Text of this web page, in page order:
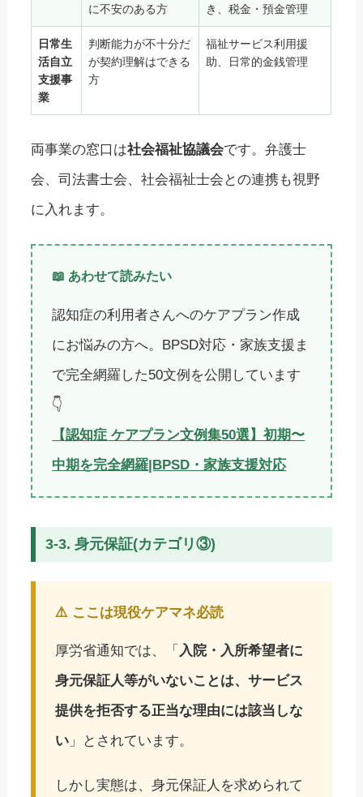
に不安のある方
き、税金・預金管理
日常生
活自立
支援事
業
判断能力が不十分だ
が契約理解はできる
方
福祉サービス利用援
助、日常的金銭管理
両事業の窓口は社会福祉協議会です。弁護士
会、司法書士会、社会福祉士会との連携も視野
に入れます。
📖 あわせて読みたい
認知症の利用者さんへのケアプラン作成
にお悩みの方へ。BPSD対応・家族支援ま
で完全網羅した50文例を公開しています
👇
【認知症 ケアプラン文例集50選】初期〜
中期を完全網羅|BPSD・家族支援対応
3-3. 身元保証(カテゴリ③)
⚠️ ここは現役ケアマネ必読
厚労省通知では、「 入院・入所希望者に
身元保証人等がいないことは、サービス
提供を拒否する正当な理由には該当しな
い 」とされています。
しかし実態は、身元保証人を求められて